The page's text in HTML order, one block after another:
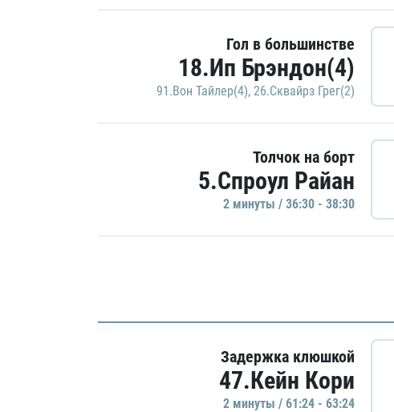
Гол в большинстве
18.Ип Брэндон(4)
91.Вон Тайлер(4), 26.Сквайрз Грег(2)
Толчок на борт
5.Спроул Райан
2 минуты / 36:30 - 38:30
Задержка клюшкой
47.Кейн Кори
2 минуты / 61:24 - 63:24